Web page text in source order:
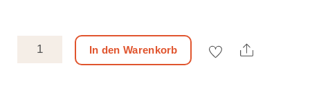
Seidencarré
|
In den Warenkorb Share